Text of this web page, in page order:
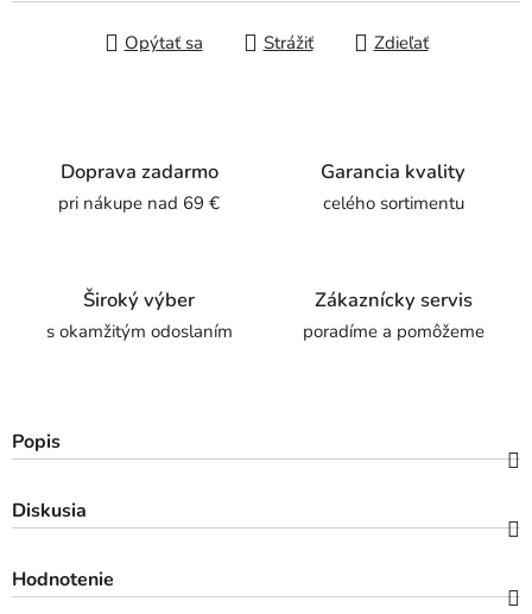
Opýtať sa Strážiť Zdieľať
Doprava zadarmo
pri nákupe nad 69 €
Garancia kvality
celého sortimentu
Široký výber
s okamžitým odoslaním
Zákaznícky servis
poradíme a pomôžeme
Popis
Diskusia
Hodnotenie